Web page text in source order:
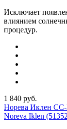
Исключает
влиянием
процедур.
1 840 руб.
Норева Иклен СС-
Noreva Iklen